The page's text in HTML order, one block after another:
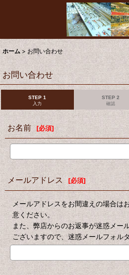
ホーム > お問い合わせ
お問い合わせ
STEP 1
入力
STEP 2
確認
お名前 [必須]
メールアドレス [必須]
メールアドレスをお間違えの場合は
意ください。
また、弊店からのお返事が迷惑メー
ございますので、迷惑メールフォル